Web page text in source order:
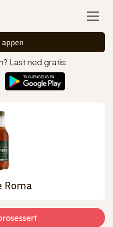
appen
Last ned gratis:
Roma